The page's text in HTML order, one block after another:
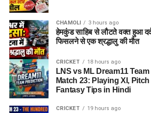
CHAMOLI 3 hours ago
हेमकुंड साहिब से लौटते वक्त हुआ
फिसलने से एक श्रद्धालु की मौत
CRICKET 18 hours ago
LNS vs ML Dream11
Match 23: Playing XI,
Fantasy Tips in Hindi
CRICKET 19 hours ago